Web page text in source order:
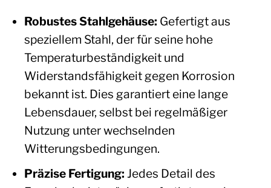
Robustes Stahlgehäuse: Gefertigt aus
speziellem Stahl, der für seine hohe
Temperaturbeständigkeit und
Widerstandsfähigkeit gegen Korrosion
bekannt ist. Dies garantiert eine lange
Lebensdauer, selbst bei regelmäßiger
Nutzung unter wechselnden
Witterungsbedingungen.
Präzise Fertigung: Jedes Detail des